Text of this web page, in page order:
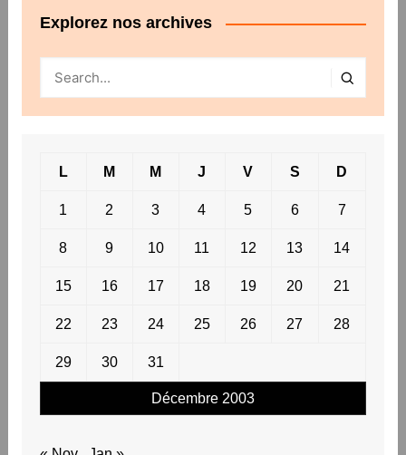
Explorez nos archives
Décembre 2003
L M M J V S D
1 2 3 4 5 6 7
8 9 10 11 12 13 14
15 16 17 18 19 20 21
22 23 24 25 26 27 28
29 30 31